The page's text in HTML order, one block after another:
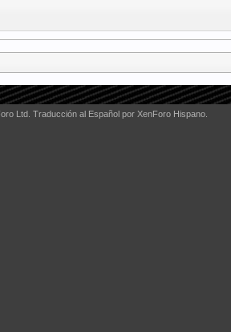
Ltd. Traducción al Español por XenForo Hispano.